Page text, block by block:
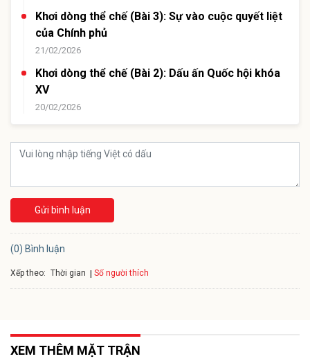
Khơi dòng thể chế (Bài 3): Sự vào cuộc quyết liệt
của Chính phủ
21/02/2026
Khơi dòng thể chế (Bài 2): Dấu ấn Quốc hội khóa
XV
20/02/2026
Gửi bình luận
(0) Bình luận
Xếp theo: Thời gian Số người thích
XEM THÊM MẶT TRẬN